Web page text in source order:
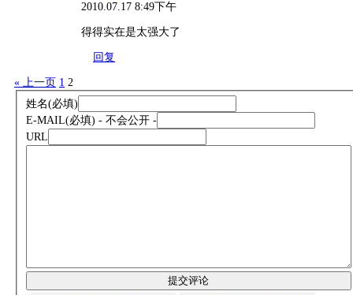
2010.07.17 8:49下午
得得实在是太强大了
回复
« 上一页 1 2
姓名(必填)
E-MAIL(必填) - 不会公开 -
URL